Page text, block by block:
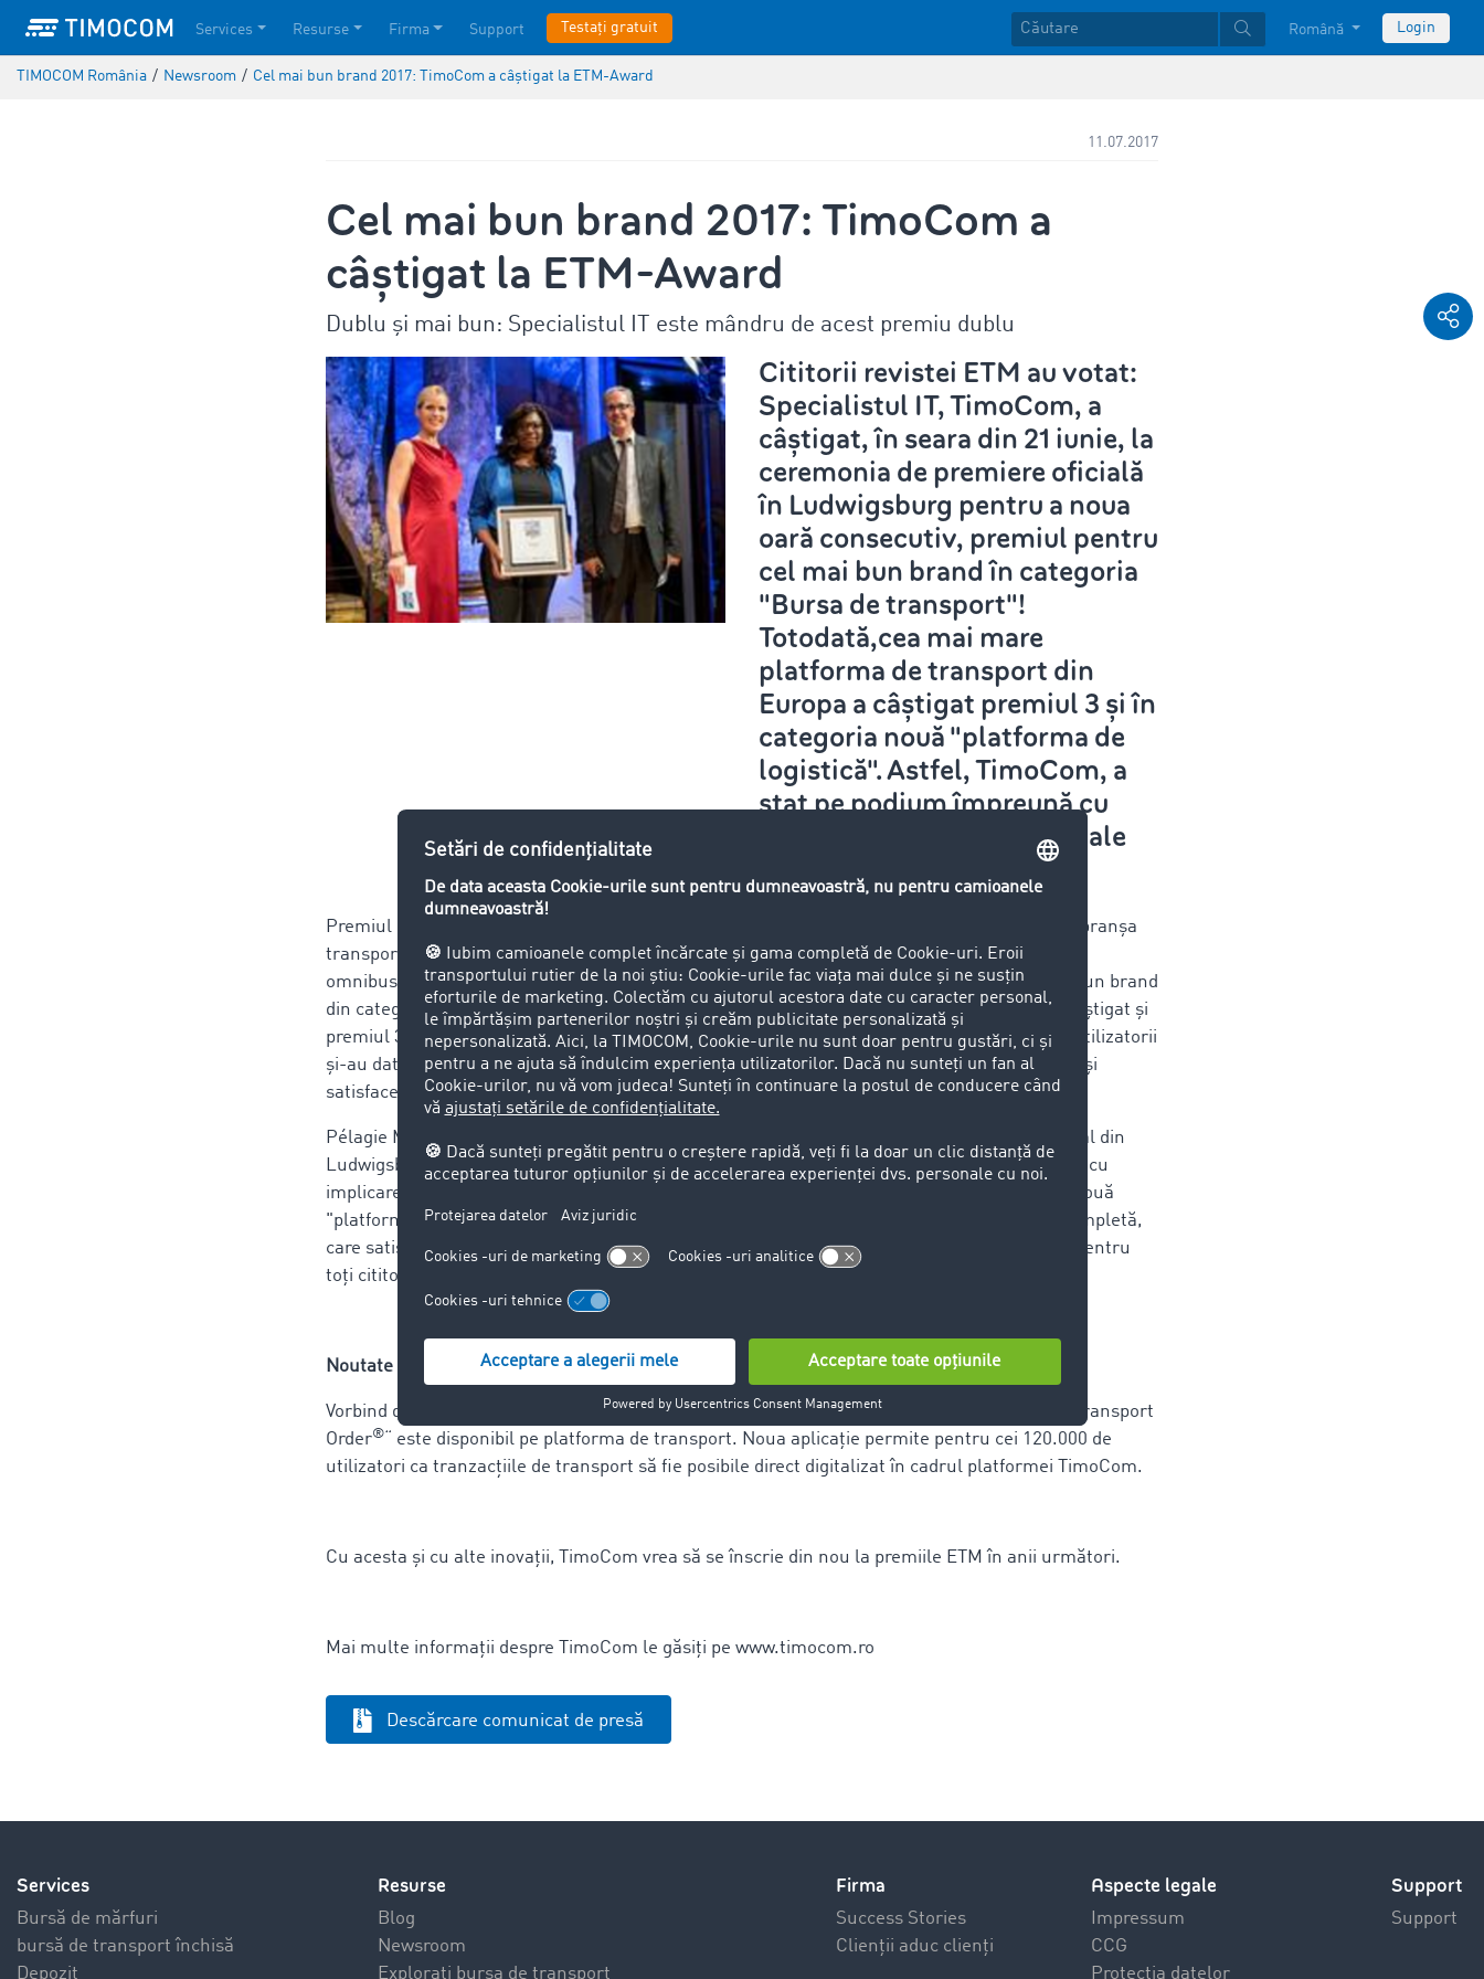
Services Resurse Firma Support Testați gratuit Română Login
TIMOCOM România / Newsroom / Cel mai bun brand 2017: TimoCom a câștigat la ETM-Award
11.07.2017
Cel mai bun brand 2017: TimoCom a
câștigat la ETM-Award
Dublu și mai bun: Specialistul IT este mândru de acest premiu dublu
Cititorii revistei ETM au votat:
Specialistul IT, TimoCom, a
câștigat, în seara din 21 iunie, la
ceremonia de premiere oficială
în Ludwigsburg pentru a noua
oară consecutiv, premiul pentru
cel mai bun brand în categoria
"Bursa de transport"!
Totodată,cea mai mare
platforma de transport din
Europa a câștigat premiul 3 și în
categoria nouă "platforma de
logistică". Astfel, TimoCom, a
stat pe podium împreună cu
cele 2 mari corporații globale
„Bosch“ și „Daimler“.
Premiul ETM recunoaște în primul rând inovația și dezvoltarea în produse și în serviciile din branșa
transportului și logisticii. În total, au votat 11.413 de cititori de la eurotransport.de, lastauto
omnibus, trans aktuell și FERNFAHRER și au fost de acord: TimoCom este din nou cel mai bun brand
din categoria "Bursa de transport". TimoCom în acest an a fost și mai popular, deoarece a câștigat și
premiul 3 în categoria nouă "platforma de logistică". Aceste premii dovedesc următoarele: Utilizatorii
și-au dat seama că, TimoCom le ia partea în procesul de digitalizare al logisticii de transport și
satisface nevoilor tuturor participanților din cadrul lanțului logistic.
Pélagie Mepin, directorul de marketing de la TimoCom, a preluat premiul ETM în palatul regal din
Ludwigsburg: „Premiul ne confirmă în faptul de a continua dezvoltarea platformei TimoCom cu
implicarea clienților noștri și cu optimizarea nevoilor individuale. Premiul luat în categoria nouă
"platforma de logistică" ne arată faptul că ne-am schimbat într-o platformă de transport completă,
care satisface toate nevoile și este plină de aplicații utile. Aș vrea să le mulțumesc din nou, pentru
toți cititorii ETM și utilizatorii TimoCom pentru această alegere!
Noutate TimoCom „TC Transport Order®”
Vorbind despre dezvoltarea de produse și servicii inovative — de la începutul lunii iunie „TC Transport
Order®
“ este disponibil pe platforma de transport. Noua aplicație permite pentru cei 120.000 de
utilizatori ca tranzacţiile de transport să fie posibile direct digitalizat în cadrul platformei TimoCom.
Cu acesta și cu alte inovații, TimoCom vrea să se înscrie din nou la premiile ETM în anii următori.
Mai multe informații despre TimoCom le găsiți pe www.timocom.ro
Descărcare comunicat de presă
Services
Bursă de mărfuri
bursă de transport închisă
Depozit
Resurse
Blog
Newsroom
Explorați bursa de transport
Firma
Success Stories
Clienții aduc clienți
Aspecte legale
Impressum
CCG
Protecția datelor
Support
Support